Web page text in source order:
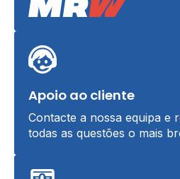
Apoio ao cliente
Contacte a nossa equipa e
todas as questões o mais